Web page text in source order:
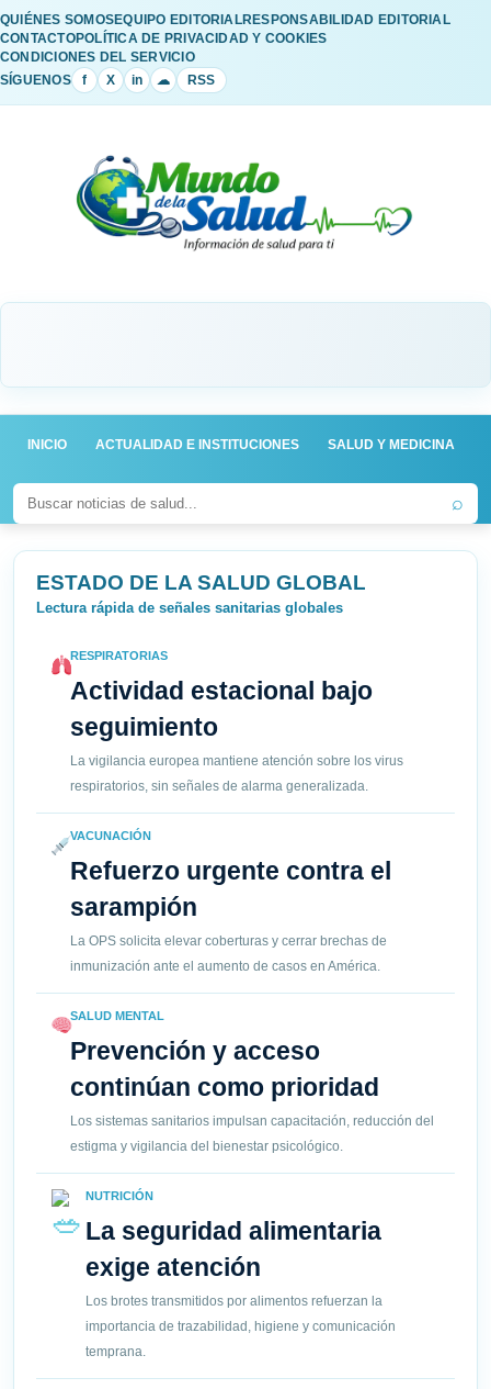
QUIÉNES SOMOSEQUIPO EDITORIALRESPONSABILIDAD EDITORIAL
CONTACTOPOLÍTICA DE PRIVACIDAD Y COOKIES
CONDICIONES DEL SERVICIO
SÍGUENOS
f X in ☁ RSS
INICIO ACTUALIDAD E INSTITUCIONES SALUD Y MEDICINA
⌕
ESTADO DE LA SALUD GLOBAL
Lectura rápida de señales sanitarias globales
RESPIRATORIAS
Actividad estacional bajo
seguimiento
La vigilancia europea mantiene atención sobre los virus
respiratorios, sin señales de alarma generalizada.
VACUNACIÓN
Refuerzo urgente contra el
sarampión
La OPS solicita elevar coberturas y cerrar brechas de
inmunización ante el aumento de casos en América.
SALUD MENTAL
Prevención y acceso
continúan como prioridad
Los sistemas sanitarios impulsan capacitación, reducción del
estigma y vigilancia del bienestar psicológico.
NUTRICIÓN
La seguridad alimentaria
exige atención
Los brotes transmitidos por alimentos refuerzan la
importancia de trazabilidad, higiene y comunicación
temprana.